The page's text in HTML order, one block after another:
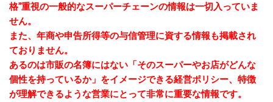
格”重視の一般的なスーパーチェーンの情報は一切入っていま
せん。
また、年商や申告所得等の与信管理に資する情報も掲載され
ておりません。
あるのは市販の名簿にはない「そのスーパーやお店がどんな
個性を持っているか」をイメージできる経営ポリシー、特徴
が理解できるような営業にとって非常に重要な情報です。